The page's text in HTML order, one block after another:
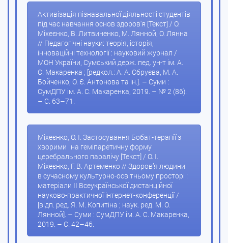
Активізація пізнавальної діяльності студентів
під час навчання основ здоров'я [Текст] / О.
Міхеєнко, В. Литвиненко, М. Лянной, О. Лянна
// Педагогічні науки: теорія, історія,
інноваційні технології : науковий журнал /
МОН України, Сумський держ. пед. ун-т ім. А.
С. Макаренка ; [редкол.: А. А. Сбруєва, М. А.
Бойченко, О. Є. Антонова та ін.]. – Суми :
СумДПУ ім. А. С. Макаренка, 2019. – № 2 (86).
– С. 63–71.
Міхеєнко, О. І. Застосування Бобат-терапії з
хворими на геміпаретичну форму
церебрального паралічу [Текст] / О. І.
Міхеєнко, Г. В. Артеменко // Здоров’я людини
в сучасному культурно-освітньому просторі :
матеріали ІІ Всеукраїнської дистанційної
науково-практичної інтернет-конференції /
[відп. ред. Я. М. Копитіна ; наук. ред. М. О.
Лянной]. – Суми : СумДПУ ім. А. С. Макаренка,
2019. – С. 42–46.